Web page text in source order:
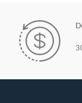
Pensadas para
papeleras grandes.
Gran capacidad
resistencia.
Posibilidad de